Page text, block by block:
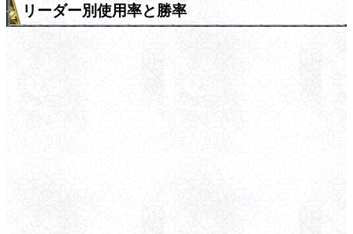
リーダー別使用率と勝率